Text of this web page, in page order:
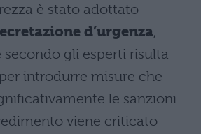
è stato adottato
d’urgenza,
gli esperti risulta
introdurre misure che
le sanzioni
viene criticato